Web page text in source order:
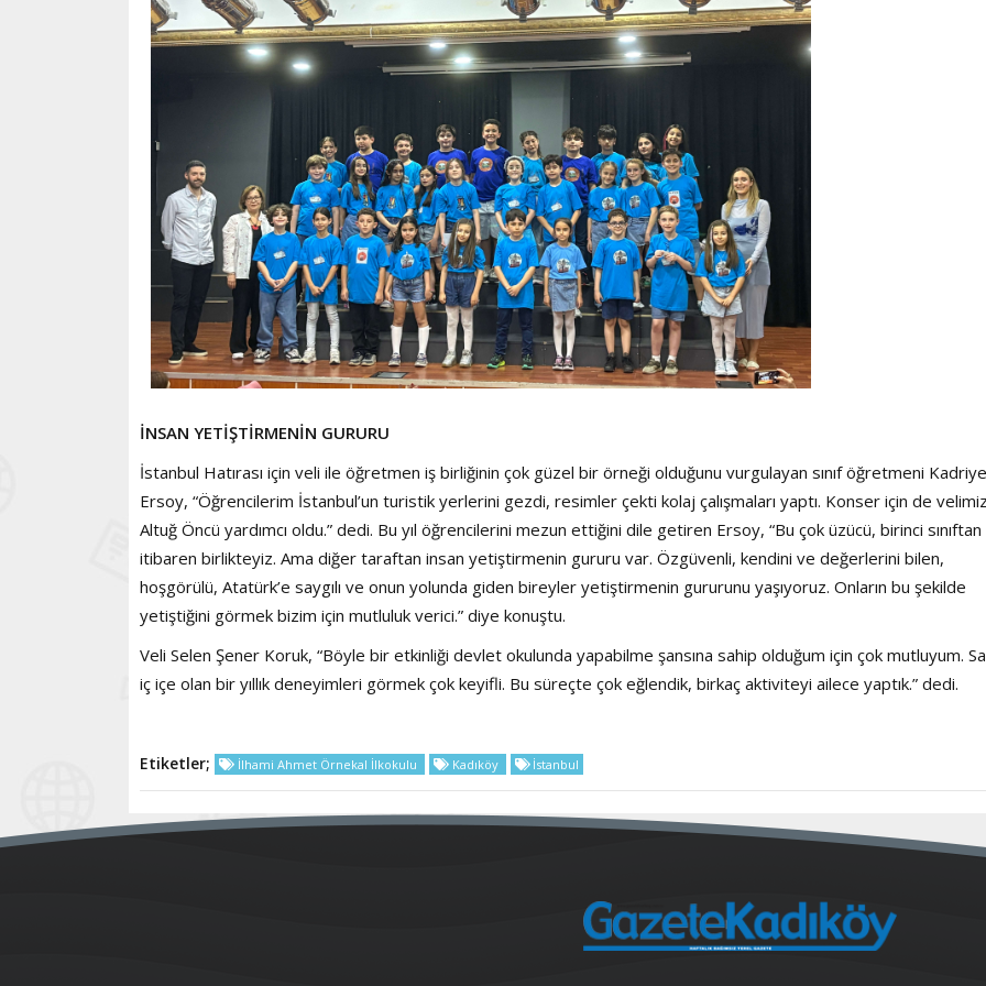
İNSAN YETİŞTİRMENİN GURURU
İstanbul Hatırası için veli ile öğretmen iş birliğinin çok güzel bir örneği olduğunu vurgulayan sınıf öğretmeni Kadriye
Ersoy, “Öğrencilerim İstanbul’un turistik yerlerini gezdi, resimler çekti kolaj çalışmaları yaptı. Konser için de
Altuğ Öncü yardımcı oldu.” dedi. Bu yıl öğrencilerini mezun ettiğini dile getiren Ersoy, “Bu çok üzücü, birinci sınıftan
itibaren birlikteyiz. Ama diğer taraftan insan yetiştirmenin gururu var. Özgüvenli, kendini ve değerlerini bilen,
hoşgörülü, Atatürk’e saygılı ve onun yolunda giden bireyler yetiştirmenin gururunu yaşıyoruz. Onların bu şekilde
yetiştiğini görmek bizim için mutluluk verici.” diye konuştu.
Veli Selen Şener Koruk, “Böyle bir etkinliği devlet okulunda yapabilme şansına sahip olduğum için çok mutluyum.
iç içe olan bir yıllık deneyimleri görmek çok keyifli. Bu süreçte çok eğlendik, birkaç aktiviteyi ailece yaptık.” dedi.
Etiketler; İlhami Ahmet Örnekal İlkokulu Kadıköy İstanbul